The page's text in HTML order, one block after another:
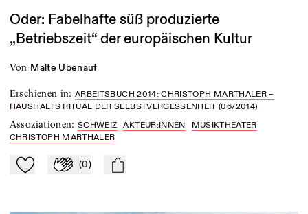
Oder: Fabelhafte süß produzierte
„Betriebszeit“ der europäischen Kultur
von Malte Ubenauf
Erschienen in:ARBEITSBUCH 2014: CHRISTOPH MARTHALER –
HAUSHALTS RITUAL DER SELBSTVERGESSENHEIT (06/2014)
Assoziationen:SCHWEIZ AKTEUR:INNEN
MUSIKTHEATER
CHRISTOPH MARTHALER
Zu Mein-TdZ hinzufügen
Applaudieren
(0) mail